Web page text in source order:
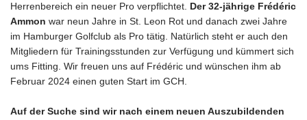
Herrenbereich ein neuer Pro verpflichtet. Der 32-jährige Frédéric
Ammon war neun Jahre in St. Leon Rot und danach zwei Jahre
im Hamburger Golfclub als Pro tätig. Natürlich steht er auch den
Mitgliedern für Trainingsstunden zur Verfügung und kümmert sich
ums Fitting. Wir freuen uns auf Frédéric und wünschen ihm ab
Februar 2024 einen guten Start im GCH.
Auf der Suche sind wir nach einem neuen Auszubildenden